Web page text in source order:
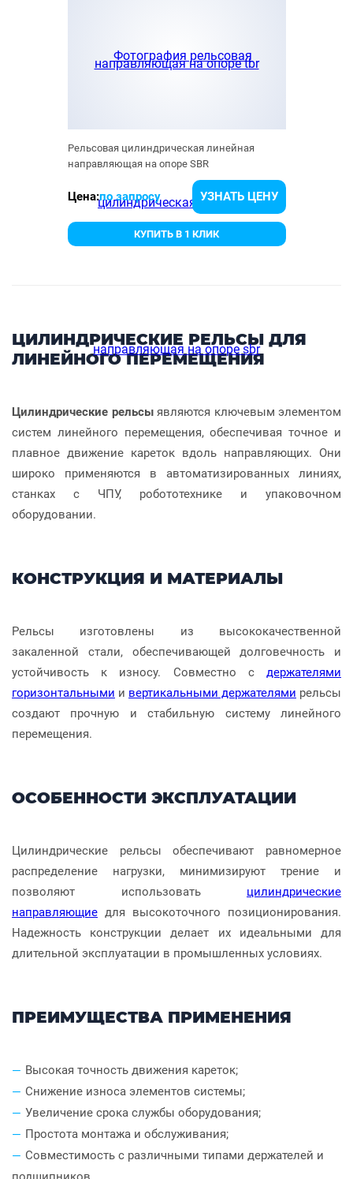
Рельсовая цилиндрическая линейная
направляющая на опоре SBR
Цена:по запросу УЗНАТЬ ЦЕНУ
КУПИТЬ В 1 КЛИК
ЦИЛИНДРИЧЕСКИЕ РЕЛЬСЫ ДЛЯ
ЛИНЕЙНОГО ПЕРЕМЕЩЕНИЯ
Цилиндрические рельсыявляются ключевым элементом
систем линейного перемещения, обеспечивая точное и
плавное движение кареток вдоль направляющих. Они
широко применяются в автоматизированных линиях,
станках с ЧПУ, робототехнике и упаковочном
оборудовании.
КОНСТРУКЦИЯ И МАТЕРИАЛЫ
Рельсы изготовлены из высококачественной
закаленной стали, обеспечивающей долговечность и
устойчивость к износу. Совместно с держателями
горизонтальными и вертикальными держателями рельсы
создают прочную и стабильную систему линейного
перемещения.
ОСОБЕННОСТИ ЭКСПЛУАТАЦИИ
Цилиндрические рельсы обеспечивают равномерное
распределение нагрузки, минимизируют трение и
позволяют использовать цилиндрические
направляющие для высокоточного позиционирования.
Надежность конструкции делает их идеальными для
длительной эксплуатации в промышленных условиях.
ПРЕИМУЩЕСТВА ПРИМЕНЕНИЯ
Высокая точность движения кареток;
Снижение износа элементов системы;
Увеличение срока службы оборудования;
Простота монтажа и обслуживания;
Совместимость с различными типами держателей и